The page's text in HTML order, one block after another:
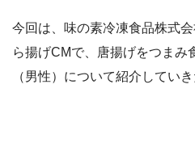
今回は、味の素冷凍食品株式
ら揚げCMで、唐揚げをつまみ
（男性）について紹介してい